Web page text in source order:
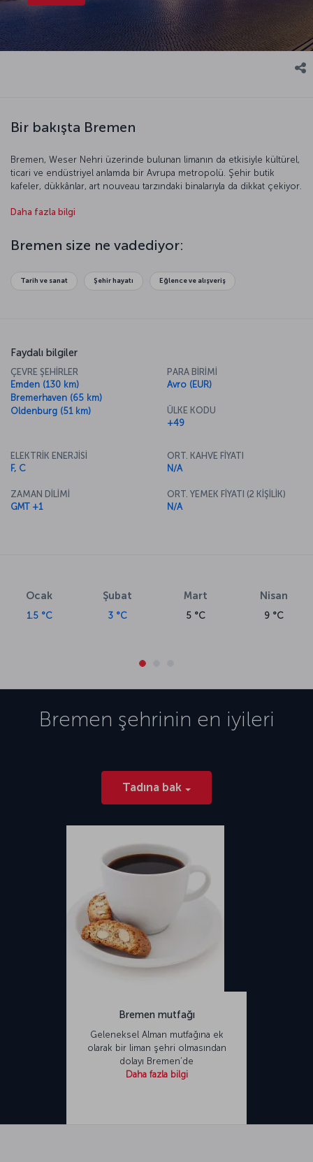
Bir bakışta Bremen
Bremen, Weser Nehri üzerinde bulunan limanın da etkisiyle kültürel,
ticari ve endüstriyel anlamda bir Avrupa metropolü. Şehir butik
kafeler, dükkânlar, art nouveau tarzındaki binalarıyla da dikkat çekiyor.
şeklinde örülü tramvay hatlarıyla da dolaşabilirsiniz. Masallara konu
yakından bakalım.
Daha fazla bilgi
Bremen size ne vadediyor:
Tarih ve sanat Şehir hayatı Eğlence ve alışveriş
Faydalı bilgiler
ÇEVRE ŞEHİRLER
Emden (130 km)
Bremerhaven (65 km)
Oldenburg (51 km)
PARA BİRİMİ
Avro (EUR)
ÜLKE KODU
+49
ELEKTRİK ENERJİSİ
F, C
ZAMAN DİLİMİ
GMT +1
ORT. KAHVE FİYATI
N/A
ORT. YEMEK FİYATI (2 KİŞİLİK)
N/A
Ocak
1.5 °C
Şubat
3 °C
Mart
5 °C
Nisan
9 °C
Bremen şehrinin en iyileri
Tadına bak
Bremen mutfağı
Geleneksel Alman mutfağına ek
olarak bir liman şehri olmasından
dolayı Bremen’de
Daha fazla bilgi